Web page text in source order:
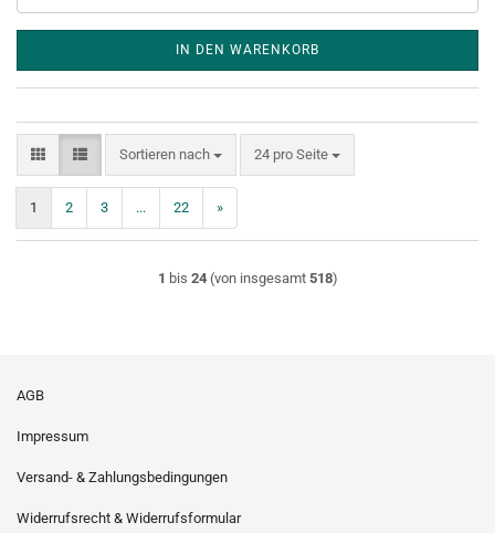
IN DEN WARENKORB
Sortieren nach
Sortieren nach 24 pro Seite
pro Seite
1 2 3 ... 22 »
1 bis 24(von insgesamt 518)
AGB
Impressum
Versand- & Zahlungsbedingungen
Widerrufsrecht & Widerrufsformular